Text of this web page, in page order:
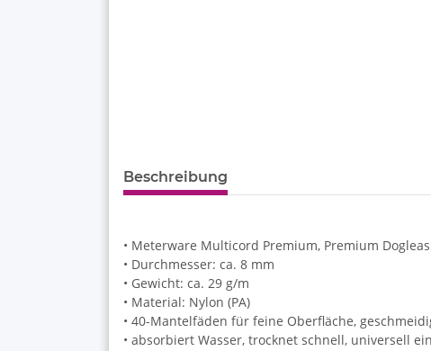
Beschreibung
• Meterware Multicord Premium, Premium
• Durchmesser: ca. 8 mm
• Gewicht: ca. 29 g/m
• Material: Nylon (PA)
• 40-Mantelfäden für feine Oberfläche,
• absorbiert Wasser, trocknet schnell, universell